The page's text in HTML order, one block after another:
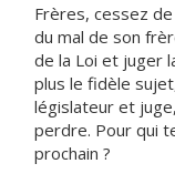
Frères, cessez
du mal de son
de la Loi et juger
plus le fidèle
législateur et
perdre. Pour qui
prochain ?